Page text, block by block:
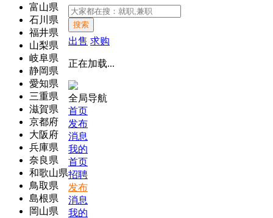
富山県
石川県
福井県
山梨県
岐阜県
静岡県
愛知県
三重県
滋賀県
京都府
大阪府
兵庫県
奈良県
和歌山県
鳥取県
島根県
岡山県
搜索
出售 求购
正在加载...
全局导航
首页
发布
消息
我的
首页
招聘
发布
消息
我的